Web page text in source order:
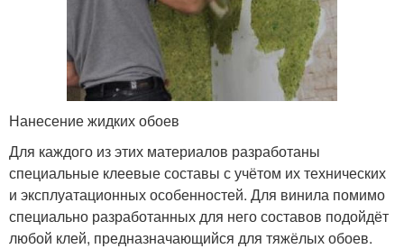
Нанесение жидких обоев
Для каждого из этих материалов разработаны
специальные клеевые составы с учётом их технических
и эксплуатационных особенностей. Для винила помимо
специально разработанных для него составов подойдёт
любой клей, предназначающийся для тяжёлых обоев.